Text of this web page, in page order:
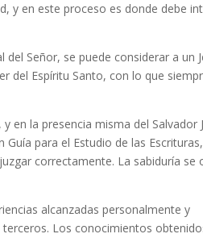
y en este proceso es donde debe
Señor, se puede considerar a un
del Espíritu Santo, con lo que
en la presencia misma del
para el Estudio de las
correctamente. La sabiduría
alcanzadas personalmente y
Los conocimientos